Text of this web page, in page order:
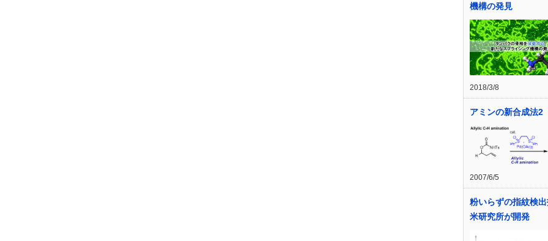
機構の発見
2018/3/8
アミンの新合成法2
2007/6/5
粉いらずの指紋検
米研究所が開発